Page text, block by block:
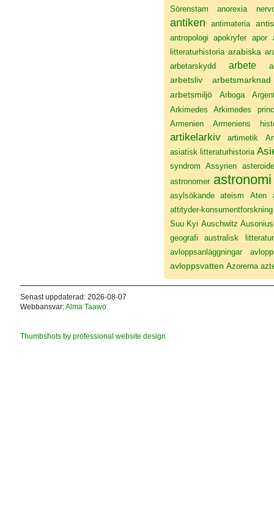
Sörenstam
anorexia
antiken antimateria
antropologi apokryfer apor
litteraturhistoria arabiska
arbetarskydd
arbete
arbetsliv
arbetsmarknad
arbetsmiljö
Arboga
Arkimedes
Arkimedes
Armenien
Armeniens
artikelarkiv artimetik
asiatisk litteraturhistoria
syndrom Assyrien
astronomer astronomi
asylsökande ateism Aten
attityder-konsumentforskning
Suu Kyi Auschwitz
geografi
australisk
avloppsanläggningar
avloppsvatten Azorerna
Senast uppdaterad: 2026-08-07
Webbansvar:Alma Taawo
Thumbshots by professional website design